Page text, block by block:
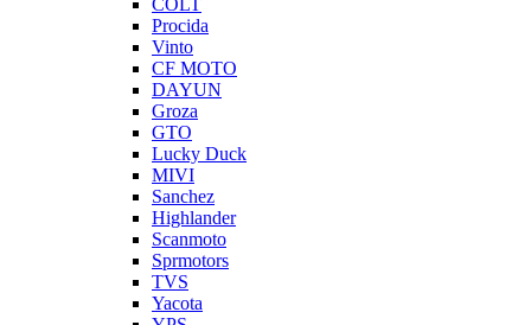
COLT
Procida
Vinto
CF MOTO
DAYUN
Groza
GTO
Lucky Duck
MIVI
Sanchez
Highlander
Scanmoto
Sprmotors
TVS
Yacota